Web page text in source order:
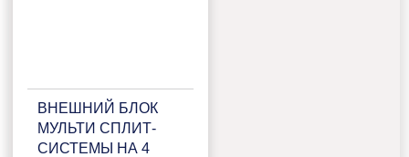
ВНЕШНИЙ БЛОК
МУЛЬТИ СПЛИТ-
СИСТЕМЫ НА 4